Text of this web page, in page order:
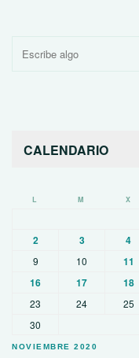
Buscar
CALENDARIO
NOVIEMBRE 2020
L M X
2 3 4
9
10 11
16 17 18
23
24 25
30